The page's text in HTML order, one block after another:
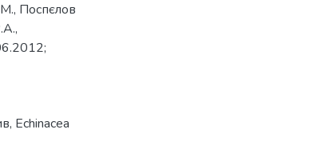
Поспєлов
, Echinacea